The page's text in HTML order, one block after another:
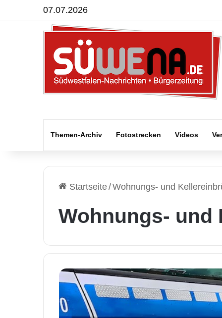
07.07.2026
Themen-Archiv Fotostrecken Videos
Startseite/Wohnungs- und
Wohnungs- und